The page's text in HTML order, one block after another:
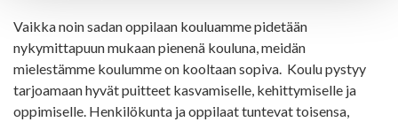
Vaikka noin sadan oppilaan kouluamme pidetään
nykymittapuun mukaan pienenä kouluna, meidän
mielestämme koulumme on kooltaan sopiva. Koulu pystyy
tarjoamaan hyvät puitteet kasvamiselle, kehittymiselle ja
oppimiselle. Henkilökunta ja oppilaat tuntevat toisensa,